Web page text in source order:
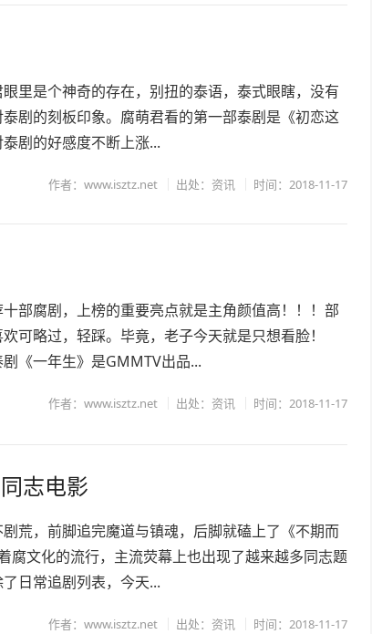
里是个神奇的存在，别扭的泰语，泰式眼瞎，没有
剧的刻板印象。腐萌君看的第一部泰剧是《初恋这
剧的好感度不断上涨...
作者：www.isztz.net 出处：资讯 时间：2018-11-17
部腐剧，上榜的重要亮点就是主角颜值高！！！部
可略过，轻踩。毕竟，老子今天就是只想看脸！
《一年生》是GMMTV出品...
作者：www.isztz.net 出处：资讯 时间：2018-11-17
志电影
荒，前脚追完魔道与镇魂，后脚就磕上了《不期而
腐文化的流行，主流荧幕上也出现了越来越多同志题
日常追剧列表，今天...
作者：www.isztz.net 出处：资讯 时间：2018-11-17